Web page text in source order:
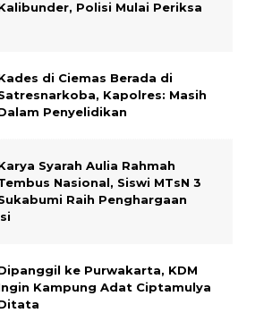
Polisi Mulai Periksa
di Ciemas Berada di
Kapolres: Masih
Penyelidikan
Syarah Aulia Rahmah
Nasional, Siswi MTsN 3
Raih Penghargaan
ke Purwakarta, KDM
Kampung Adat Ciptamulya